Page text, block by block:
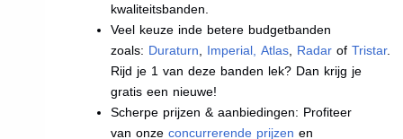
kwaliteitsbanden.
Veel keuze inde betere budgetbanden
zoals: Duraturn Imperial Atlas Radar ofTristar.
Rijd je 1 van deze banden lek? Dan krijg je
gratis een nieuwe!
Scherpe prijzen & aanbiedingen: Profiteer
van onzeconcurrerende prijzen en